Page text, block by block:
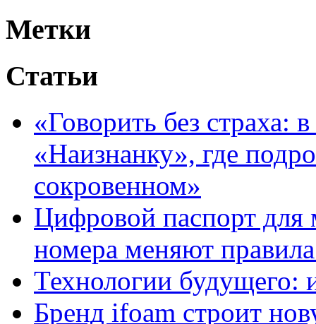
Метки
Статьи
«Говорить без страха:
«Наизнанку», где
сокровенном»
Цифровой паспорт для
номера меняют
Технологии будущего:
Бренд ifoam строит